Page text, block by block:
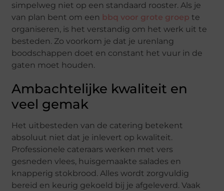
simpelweg niet op een standaard rooster. Als je
van plan bent om een bbq voor grote groep te
organiseren, is het verstandig om het werk uit te
besteden. Zo voorkom je dat je urenlang
boodschappen doet en constant het vuur in de
gaten moet houden.
Ambachtelijke kwaliteit en
veel gemak
Het uitbesteden van de catering betekent
absoluut niet dat je inlevert op kwaliteit.
Professionele cateraars werken met vers
gesneden vlees, huisgemaakte salades en
knapperig stokbrood. Alles wordt zorgvuldig
bereid en keurig gekoeld bij je afgeleverd. Vaak